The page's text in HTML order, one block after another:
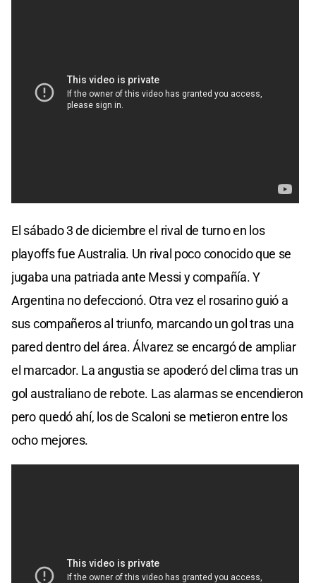
El sábado 3 de diciembre el rival de turno en los
playoffs fue Australia. Un rival poco conocido que se
jugaba una patriada ante Messi y compañía. Y
Argentina no defeccionó. Otra vez el rosarino guió a
sus compañeros al triunfo, marcando un gol tras una
pared dentro del área. Álvarez se encargó de ampliar
el marcador. La angustia se apoderó del clima tras un
gol australiano de rebote. Las alarmas se encendieron
pero quedó ahí, los de Scaloni se metieron entre los
ocho mejores.